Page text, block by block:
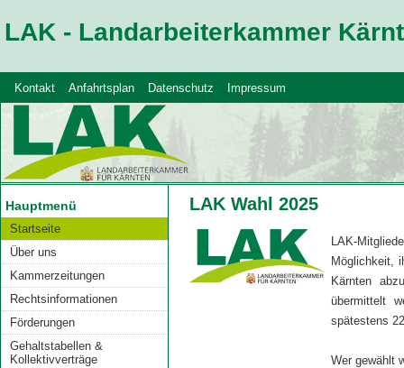
LAK - Landarbeiterkammer
Kontakt Anfahrtsplan Datenschutz Impressum
Hauptmenü
Startseite
Über uns
Kammerzeitungen
Rechtsinformationen
Förderungen
Gehaltstabellen &
Kollektivverträge
LAK Wahl 2025
LAK-
Möglichkeit,
Kärnten
übermittelt
spätestens
Wer gewählt